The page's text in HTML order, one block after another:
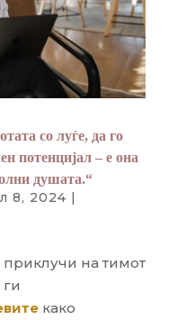
со луѓе, да го
потенцијал – е она
душата.“
8, 2024 |
на тимот
како